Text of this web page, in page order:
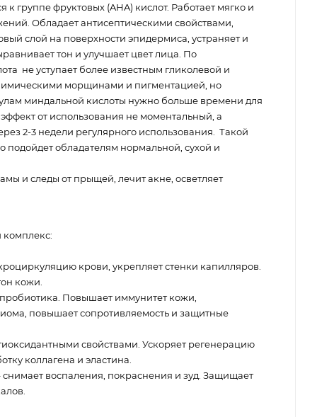
к группе фруктовых (AHA) кислот. Работает мягко и
Обладает антисептическими свойствами,
слой на поверхности эпидермиса, устраняет и
тон и улучшает цвет лица. По
не уступает более известным гликолевой и
морщинами и пигментацией, но
миндальной кислоты нужно больше времени для
от использования не моментальный, а
2-3 недели регулярного использования. Такой
обладателям нормальной, сухой и
и следы от прыщей, лечит акне, осветляет
крови, укрепляет стенки капилляров.
кожи.
Повышает иммунитет кожи,
повышает сопротивляемость и защитные
свойствами. Ускоряет регенерацию
коллагена и эластина.
снимает воспаления, покраснения и зуд. Защищает